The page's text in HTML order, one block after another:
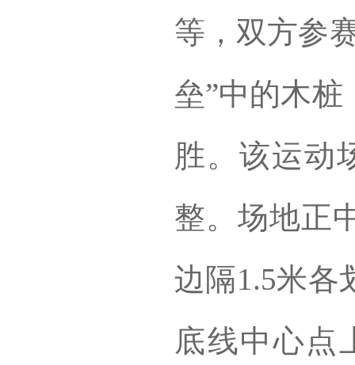
等，双方参
垒”中的木
胜。该运动
整。场地正
边隔1.5米各
底线中心点